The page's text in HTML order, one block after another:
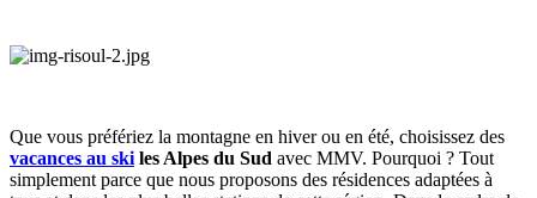
Que vous préfériez la montagne en hiver ou en été, choisissez des
vacances au ski les Alpes du Sud avec MMV. Pourquoi ? Tout
simplement parce que nous proposons des résidences adaptées à